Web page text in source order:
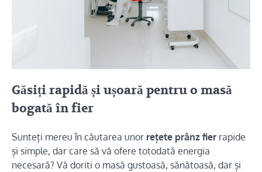
Găsiți rapidă și ușoară pentru o masă
bogată în fier
Sunteți mereu în căutarea unor rețete prânz fier rapide
și simple, dar care să vă ofere totodată energia
necesară? Vă doriti o masă gustoasă, sănătoasă, dar și